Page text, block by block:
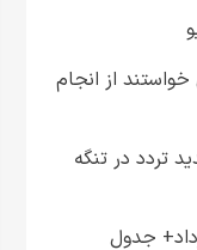
از انجام
تردد در تنگه